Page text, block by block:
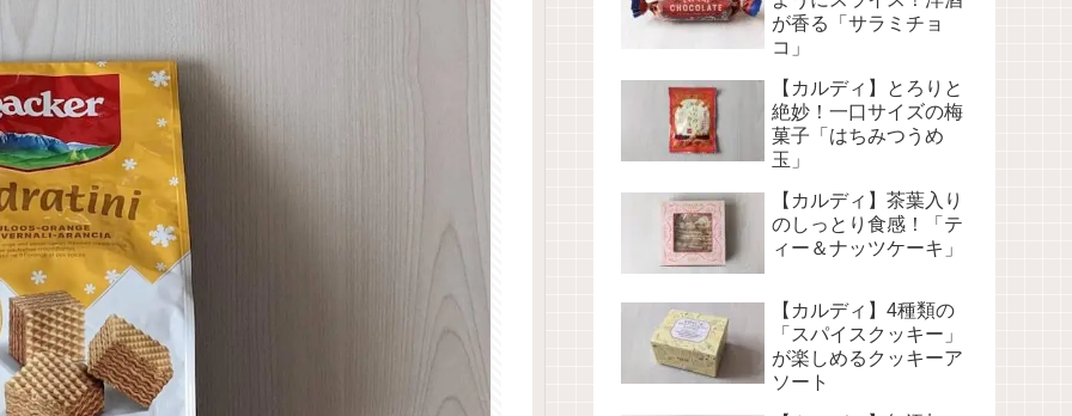
が香る「サラミチョ
コ」
【カルディ】とろりと
絶妙！一口サイズの梅
菓子「はちみつうめ
玉」
【カルディ】茶葉入り
のしっとり食感！「テ
ィー＆ナッツケーキ」
【カルディ】4種類の
「スパイスクッキー」
が楽しめるクッキーア
ソート